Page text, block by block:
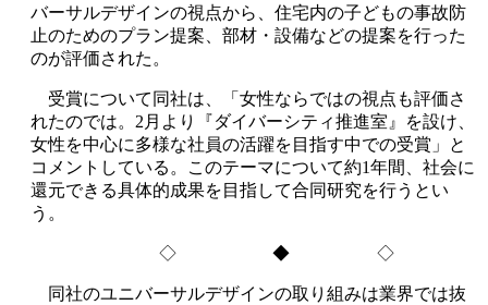
バーサルデザインの視点から、住宅内の子どもの事故防
止のためのプラン提案、部材・設備などの提案を行った
のが評価された。
受賞について同社は、「女性ならではの視点も評価さ
れたのでは。2月より『ダイバーシティ推進室』を設け、
女性を中心に多様な社員の活躍を目指す中での受賞」と
コメントしている。このテーマについて約1年間、社会に
還元できる具体的成果を目指して合同研究を行うとい
う。
◇ ◆ ◇
同社のユニバーサルデザインの取り組みは業界では抜